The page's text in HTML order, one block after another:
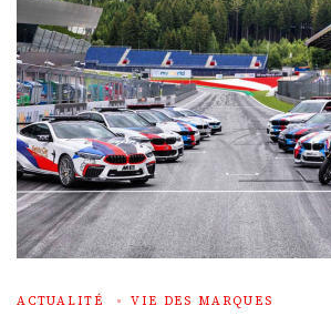
ACTUALITÉ VIE DES MARQUES